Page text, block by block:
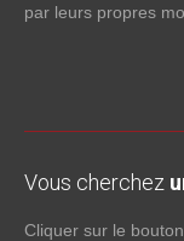
par leurs propres
Vous cherchez
Cliquer sur le